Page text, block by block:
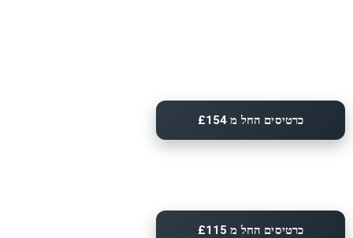
כרטיסים החל מ £154
כרטיסים החל מ £115